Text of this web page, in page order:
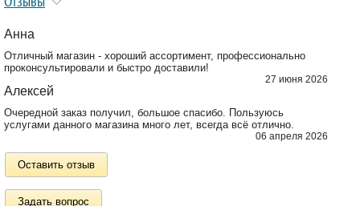
Анна
Отличный магазин - хороший ассортимент, профессионально
проконсультировали и быстро доставили!
27 июня 2026
Алексей
Очередной заказ получил, большое спасибо. Пользуюсь
услугами данного магазина много лет, всегда всё отлично.
06 апреля 2026
Оставить отзыв
Задать вопрос